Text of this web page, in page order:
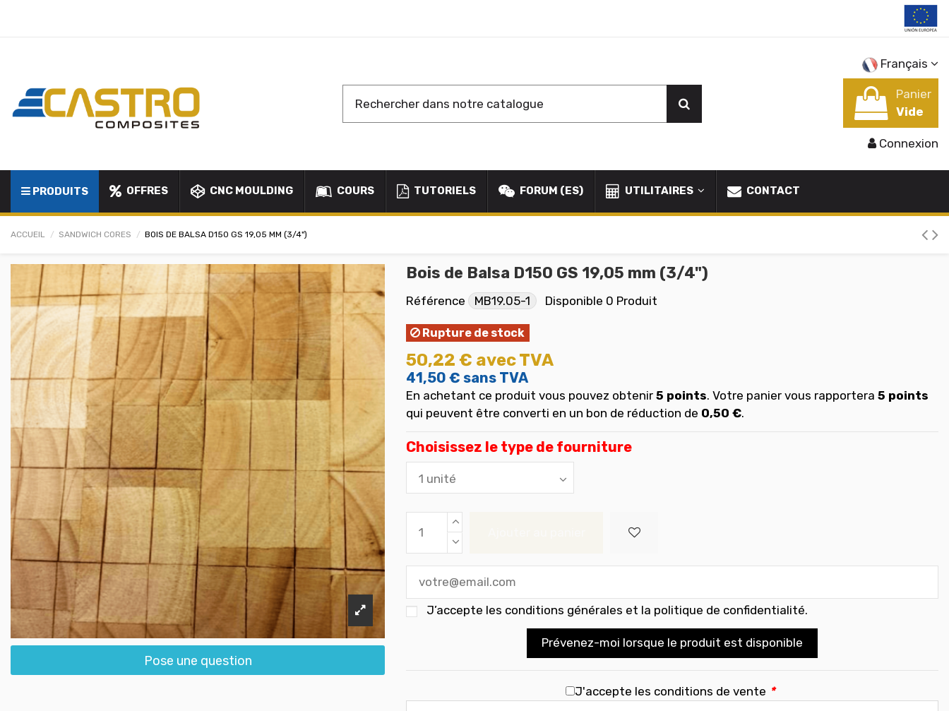
Français
Panier
Vide
Connexion
PRODUITS OFFRES CNC MOULDING COURS TUTORIELS FORUM (ES) UTILITAIRES CONTACT
ACCUEIL SANDWICH CORES BOIS DE BALSA D150 GS 19,05 MM (3/4")
Pose une question
Bois de Balsa D150 GS 19,05 mm (3/4")
Référence MB19.05-1 Disponible 0 Produit
Rupture de stock
50,22 € avec TVA
41,50 € sans TVA
En achetant ce produit vous pouvez obtenir 5 points. Votre panier vous rapportera 5 points
qui peuvent être converti en un bon de réduction de 0,50 €.
Choisissez le type de fourniture
J’accepte les conditions générales et la politique de confidentialité.
Prévenez-moi lorsque le produit est disponible
J'accepte les conditions de vente *